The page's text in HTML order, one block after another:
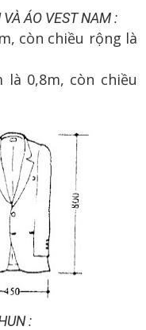
ÁO VEST NAM :
còn chiều rộng là
0,8m, còn chiều
: